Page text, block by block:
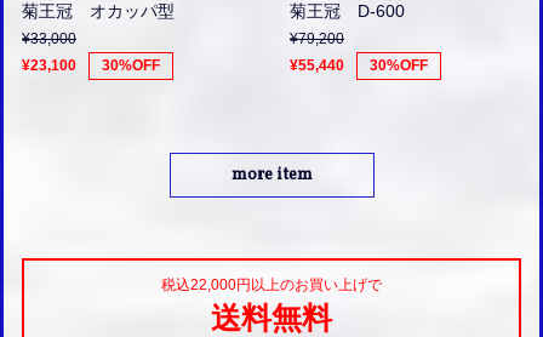
菊王冠 オカッパ型
¥33,000
¥23,100
30%OFF
菊王冠 D-600
¥79,200
¥55,440
30%OFF
more item
税込22,000円以上のお買い上げで
送料無料